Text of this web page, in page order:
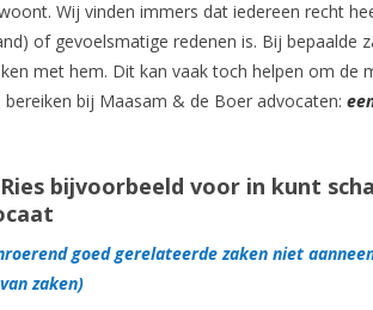
Wij vinden immers dat iedereen recht
of gevoelsmatige redenen is. Bij bepaalde
met hem. Dit kan vaak toch helpen om de
bij Maasam & de Boer advocaten:
bijvoorbeeld voor in kunt
goed gerelateerde zaken niet
zaken)